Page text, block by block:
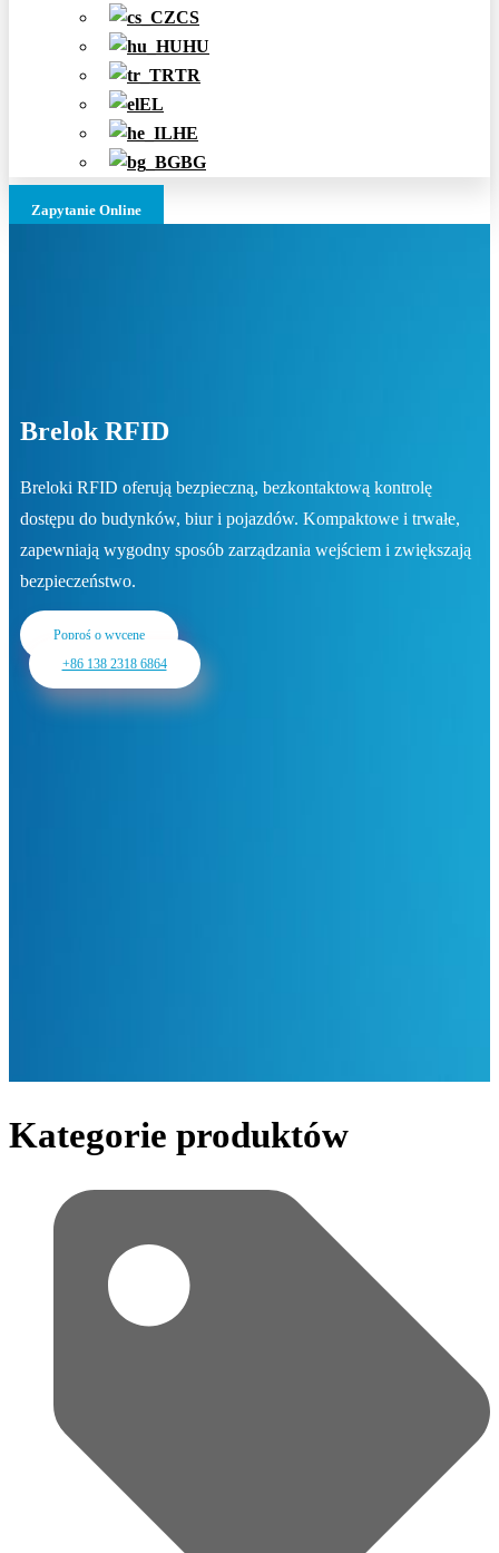
CS
HU
TR
EL
HE
BG
Zapytanie Online
Brelok RFID
Breloki RFID oferują bezpieczną, bezkontaktową kontrolę
dostępu do budynków, biur i pojazdów. Kompaktowe i trwałe,
zapewniają wygodny sposób zarządzania wejściem i zwiększają
bezpieczeństwo.
Poproś o wycenę
+86 138 2318 6864
Kategorie produktów